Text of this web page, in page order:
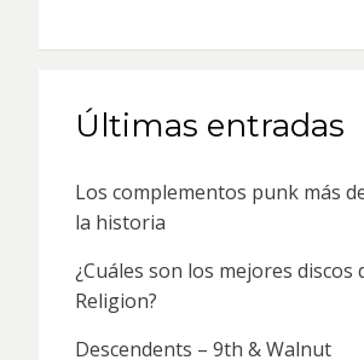
Últimas entradas
Los complementos punk más
la historia
¿Cuáles son los mejores discos
Religion?
Descendents – 9th & Walnut